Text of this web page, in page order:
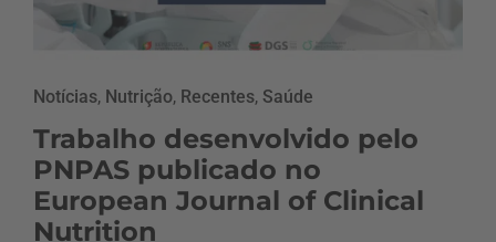
Notícias, Nutrição, Recentes, Saúde
Trabalho desenvolvido pelo
PNPAS publicado no
European Journal of Clinical
Nutrition